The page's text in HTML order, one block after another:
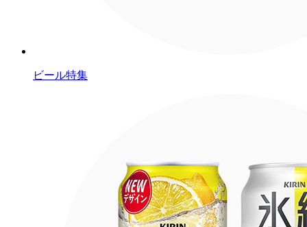
ビール特集